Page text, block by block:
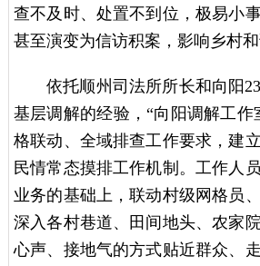
查不及时、处置不到位，极易小
甚至演变为信访积案，影响乡村和
依托顺州司法所所长和向阳
基层调解的经验，“向阳调解工作
格联动、全域排查工作要求，建
民情常态摸排工作机制。工作人
业务的基础上，联动村级网格员
深入各村巷道、田间地头、农家
心声、接地气的方式贴近群众、